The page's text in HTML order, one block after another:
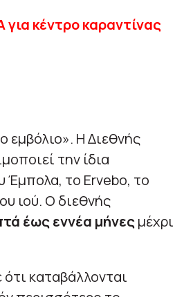
κέντρο καραντίνας
Η Διεθνής
την ίδια
Έμπολα, το Ervebo, το
ιού. Ο διεθνής
έως εννέα μήνεςμέχρι
καταβάλλονται